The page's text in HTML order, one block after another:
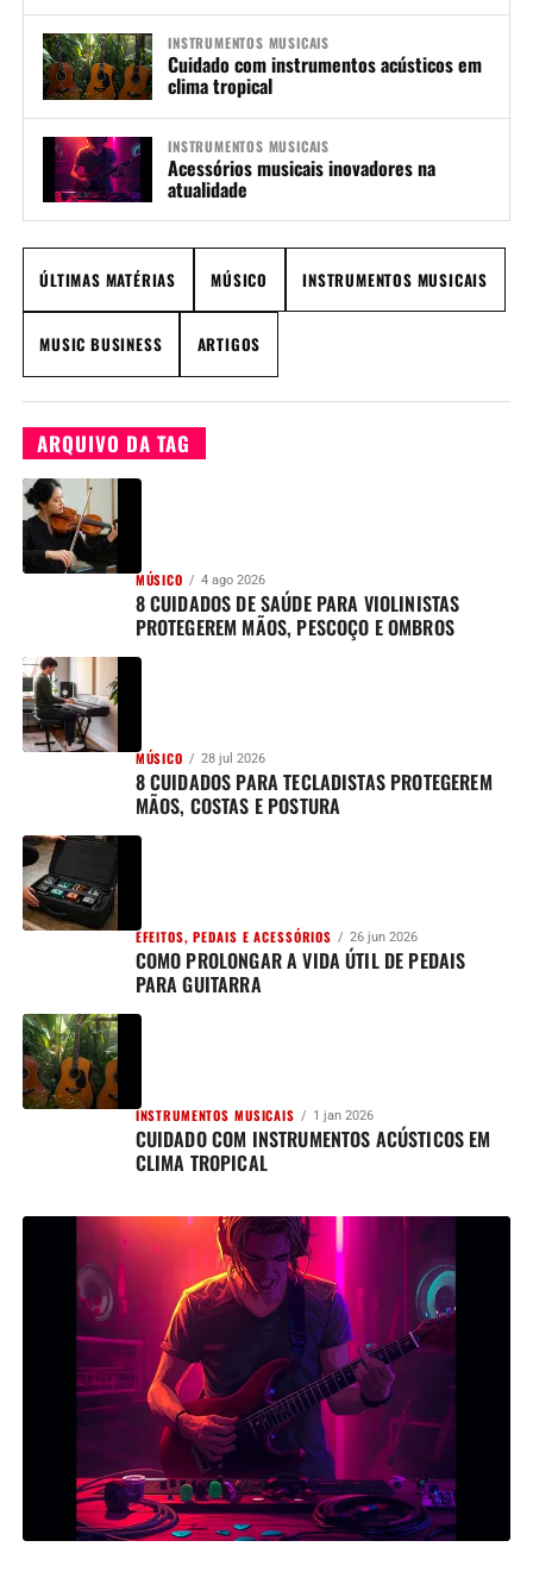
INSTRUMENTOS MUSICAIS
Cuidado com instrumentos acústicos em
clima tropical
INSTRUMENTOS MUSICAIS
Acessórios musicais inovadores na
atualidade
ÚLTIMAS MATÉRIAS MÚSICO INSTRUMENTOS MUSICAIS
MUSIC BUSINESS ARTIGOS
ARQUIVO DA TAG
MÚSICO 4 ago 2026
8 CUIDADOS DE SAÚDE PARA VIOLINISTAS
PROTEGEREM MÃOS, PESCOÇO E OMBROS
MÚSICO 28 jul 2026
8 CUIDADOS PARA TECLADISTAS PROTEGEREM
MÃOS, COSTAS E POSTURA
EFEITOS, PEDAIS E ACESSÓRIOS 26 jun 2026
COMO PROLONGAR A VIDA ÚTIL DE PEDAIS
PARA GUITARRA
INSTRUMENTOS MUSICAIS 1 jan 2026
CUIDADO COM INSTRUMENTOS ACÚSTICOS EM
CLIMA TROPICAL